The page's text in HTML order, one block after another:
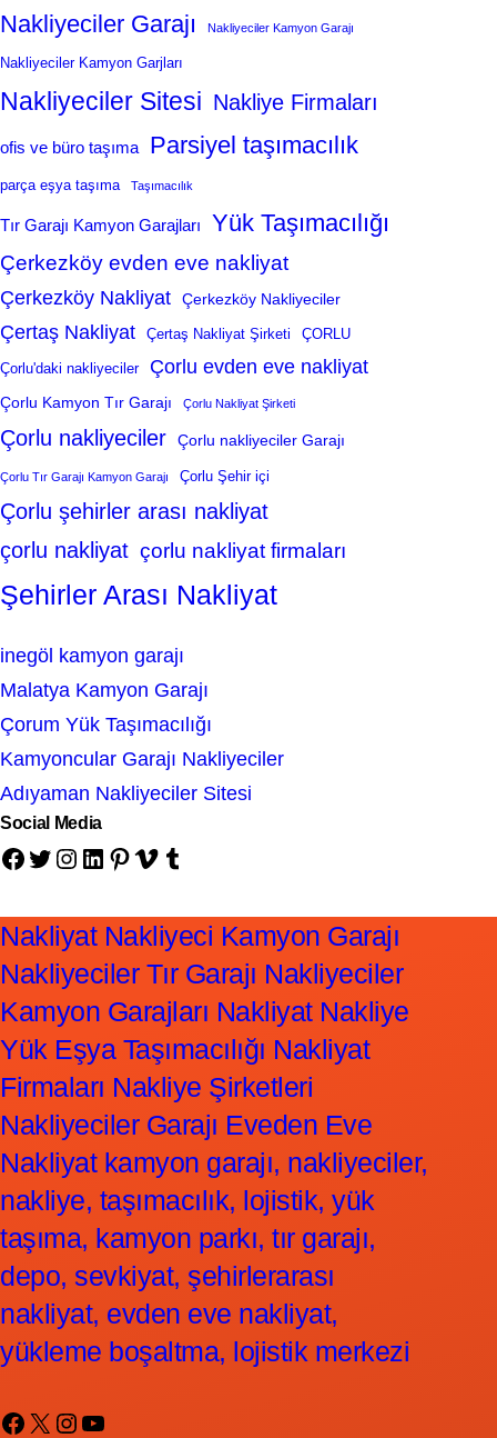
Nakliyeciler Garajı Nakliyeciler Kamyon Garajı
Nakliyeciler Kamyon Garjları
Nakliyeciler Sitesi Nakliye Firmaları
ofis ve büro taşıma Parsiyel taşımacılık
parça eşya taşıma Taşımacılık
Tır Garajı Kamyon Garajları Yük Taşımacılığı
Çerkezköy evden eve nakliyat
Çerkezköy Nakliyat Çerkezköy Nakliyeciler
Çertaş Nakliyat Çertaş Nakliyat Şirketi ÇORLU
Çorlu'daki nakliyeciler Çorlu evden eve nakliyat
Çorlu Kamyon Tır Garajı Çorlu Nakliyat Şirketi
Çorlu nakliyeciler Çorlu nakliyeciler Garajı
Çorlu Tır Garajı Kamyon Garajı Çorlu Şehir içi
Çorlu şehirler arası nakliyat
çorlu nakliyat çorlu nakliyat firmaları
Şehirler Arası Nakliyat
inegöl kamyon garajı
Malatya Kamyon Garajı
Çorum Yük Taşımacılığı
Kamyoncular Garajı Nakliyeciler
Adıyaman Nakliyeciler Sitesi
Social Media
Facebook Twitter Instagram LinkedIn Pinterest Vimeo Tumblr
Nakliyat Nakliyeci Kamyon Garajı
Nakliyeciler Tır Garajı Nakliyeciler
Kamyon Garajları Nakliyat Nakliye
Yük Eşya Taşımacılığı Nakliyat
Firmaları Nakliye Şirketleri
Nakliyeciler Garajı Eveden Eve
Nakliyat kamyon garajı, nakliyeciler,
nakliye, taşımacılık, lojistik, yük
taşıma, kamyon parkı, tır garajı,
depo, sevkiyat, şehirlerarası
nakliyat, evden eve nakliyat,
yükleme boşaltma, lojistik merkezi
Facebook X Instagram YouTube